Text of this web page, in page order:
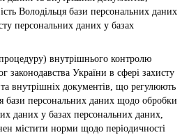
Володільця бази персональних даних
персональних даних у базах
внутрішнього контролю
законодавства України в сфері захисту
внутрішніх документів, що регулюють
бази персональних даних щодо обробки
даних у базах персональних даних,
містити норми щодо періодичності